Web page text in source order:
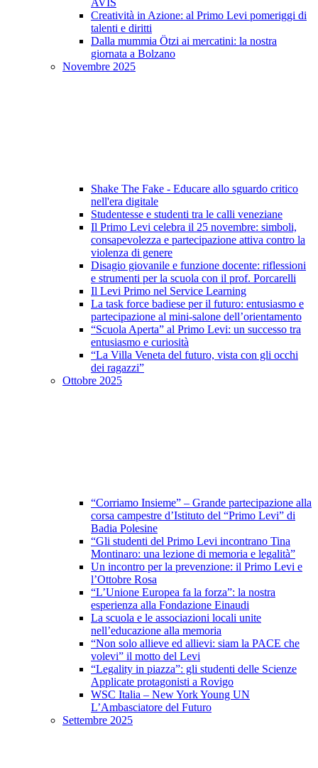
AVIS
Creatività in Azione: al Primo Levi pomeriggi di
talenti e diritti
Dalla mummia Ötzi ai mercatini: la nostra
giornata a Bolzano
Novembre 2025
Shake The Fake - Educare allo sguardo critico
nell'era digitale
Studentesse e studenti tra le calli veneziane
Il Primo Levi celebra il 25 novembre: simboli,
consapevolezza e partecipazione attiva contro la
violenza di genere
Disagio giovanile e funzione docente: riflessioni
e strumenti per la scuola con il prof. Porcarelli
Il Levi Primo nel Service Learning
La task force badiese per il futuro: entusiasmo e
partecipazione al mini-salone dell’orientamento
“Scuola Aperta” al Primo Levi: un successo tra
entusiasmo e curiosità
“La Villa Veneta del futuro, vista con gli occhi
dei ragazzi”
Ottobre 2025
“Corriamo Insieme” – Grande partecipazione alla
corsa campestre d’Istituto del “Primo Levi” di
Badia Polesine
“Gli studenti del Primo Levi incontrano Tina
Montinaro: una lezione di memoria e legalità”
Un incontro per la prevenzione: il Primo Levi e
l’Ottobre Rosa
“L’Unione Europea fa la forza”: la nostra
esperienza alla Fondazione Einaudi
La scuola e le associazioni locali unite
nell’educazione alla memoria
“Non solo allieve ed allievi: siam la PACE che
volevi” il motto del Levi
“Legality in piazza”: gli studenti delle Scienze
Applicate protagonisti a Rovigo
WSC Italia – New York Young UN
L’Ambasciatore del Futuro
Settembre 2025